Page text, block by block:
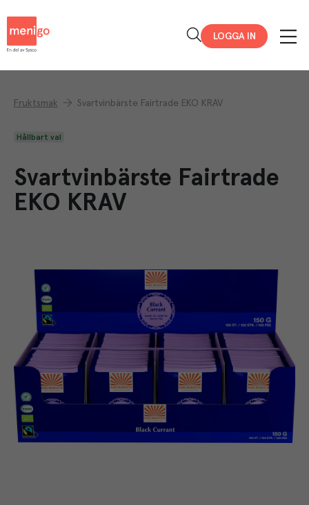
LOGGA IN
Fruktsmak Svartvinbärste Fairtrade EKO KRAV
Hållbart val
Svartvinbärste Fairtrade
EKO KRAV